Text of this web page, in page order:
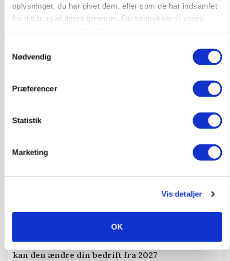
oplysninger, du har givet dem, eller som de har indsamlet
fra din brug af deres tjenester. Du samtykker til vores
Nødvendig
Præferencer
Statistik
Marketing
Vis detaljer
OK
gødskningslov
Folketinget behandler ny gødskningslov: Sådan
kan den ændre din bedrift fra 2027